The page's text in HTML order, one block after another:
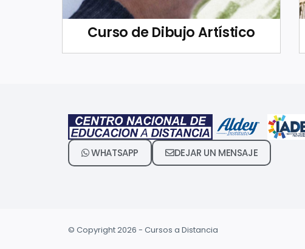
Curso de Dibujo Artístico
WHATSAPP DEJAR UN MENSAJE
© Copyright 2026 - Cursos a Distancia